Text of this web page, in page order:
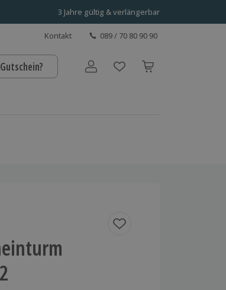
3 Jahre gültig & verlängerbar
Kontakt 089 / 70 80 90 90
Benutzerkonto